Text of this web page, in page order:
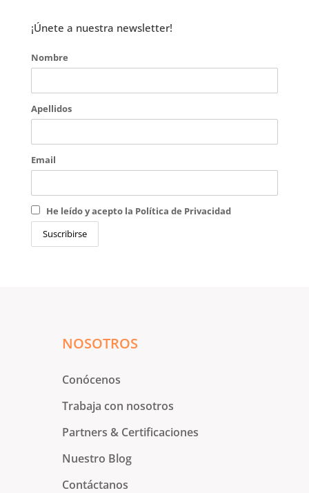
¡Únete a nuestra newsletter!
Nombre
Apellidos
Email
He leído y acepto la Política de Privacidad
NOSOTROS
Conócenos
Trabaja con nosotros
Partners & Certificaciones
Nuestro Blog
Contáctanos